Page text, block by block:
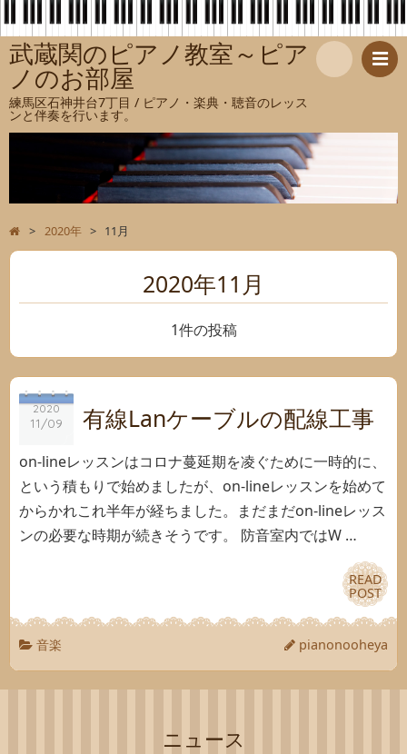
武蔵関のピアノ教室～ピア
ノのお部屋
練馬区石神井台7丁目 / ピアノ・楽典・聴音のレッス
ンと伴奏を行います。
索
> 2020年 > 11月
2020年11月
1件の投稿
2020
11/09
2020
11/09 有線Lanケーブルの配線工事
on-lineレッスンはコロナ蔓延期を凌ぐために一時的に、
という積もりで始めましたが、on-lineレッスンを始めて
からかれこれ半年が経ちました。まだまだon-lineレッス
ンの必要な時期が続きそうです。 防音室内ではW …
READ
POST
READ
POST
音楽 pianonooheya
ニュース